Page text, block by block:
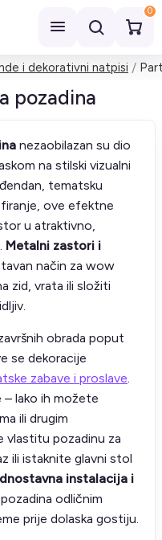
0
i dekorativni natpisi
pozadina
nezaobilazan su dio
na stilski vizualni
tematsku
ove efektne
u atraktivno,
Metalni zastori i
način za wow
zid, vrata ili složiti
obrada poput
se dekoracije
zabave i proslave.
– lako ih možete
ili drugim
vlastitu pozadinu za
ili istaknite glavni stol
instalacija i
odličnim
prije dolaska gostiju.